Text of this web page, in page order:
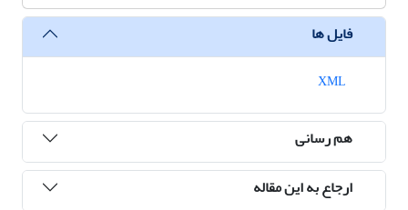
فایل ها
هم رسانی
ارجاع به این مقاله